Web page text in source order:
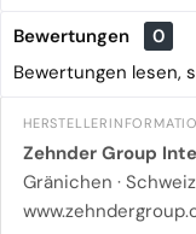
Bewertungen
0
Bewertungen lesen,
Zehnder Group
Gränichen · Schweiz